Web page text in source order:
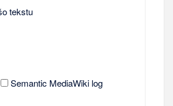
tekstu
Semantic MediaWiki log